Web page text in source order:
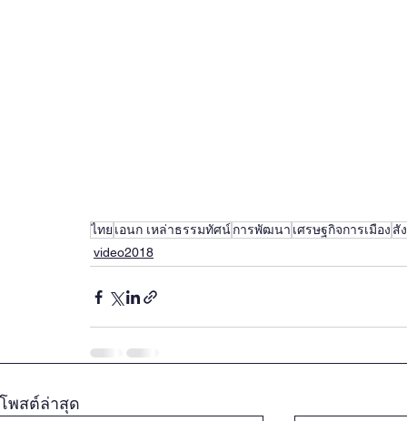
ไทย เอนก เหล่าธรรมทัศน์การพัฒนา เศรษฐกิจการเมือง สั
video2018
โพสต์ล่าสุด